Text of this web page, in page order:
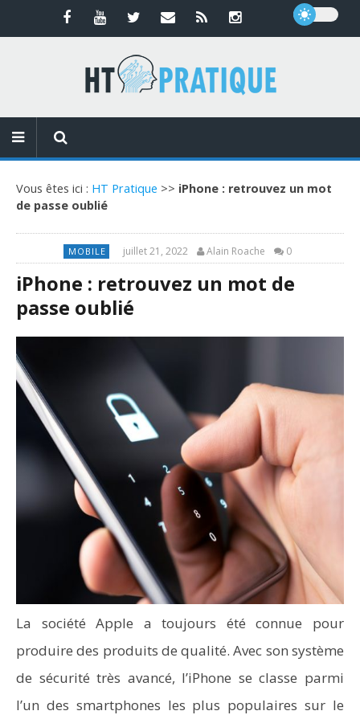
Vous êtes ici : HT Pratique >> iPhone : retrouvez un mot
de passe oublié
MOBILE juillet 21, 2022 Alain Roache 0
iPhone : retrouvez un mot de
passe oublié
La société Apple a toujours été connue pour
produire des produits de qualité. Avec son système
de sécurité très avancé, l’iPhone se classe parmi
l’un des smartphones les plus populaires sur le